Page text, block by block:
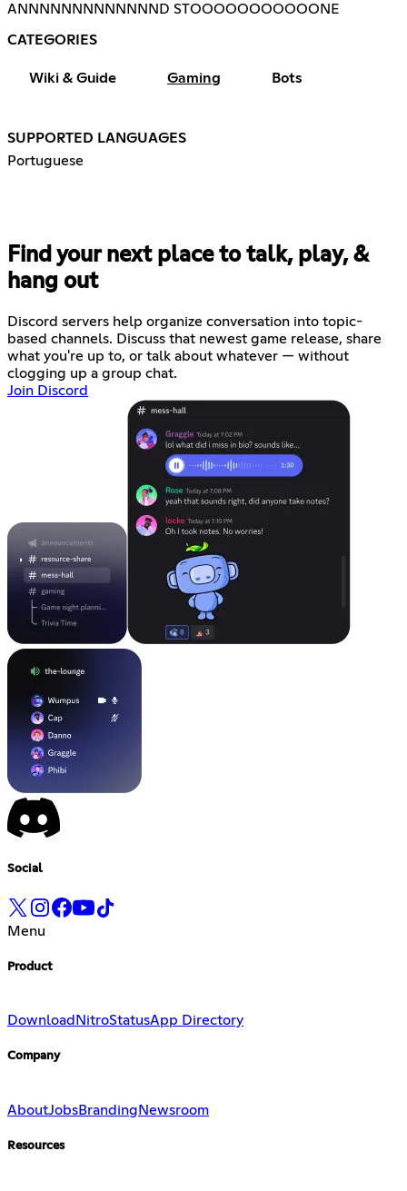
ANNNNNNNNNNNNND STOOOOOOOOOOONE
CATEGORIES
Wiki & Guide Gaming Bots
SUPPORTED LANGUAGES
Portuguese
Find your next place to talk, play, &
hang out
Discord servers help organize conversation into topic-
based channels. Discuss that newest game release, share
what you're up to, or talk about whatever — without
clogging up a group chat.
Join Discord
Social
Menu
Product
Download NitroStatusApp Directory
Company
AboutJobsBrandingNewsroom
Resources